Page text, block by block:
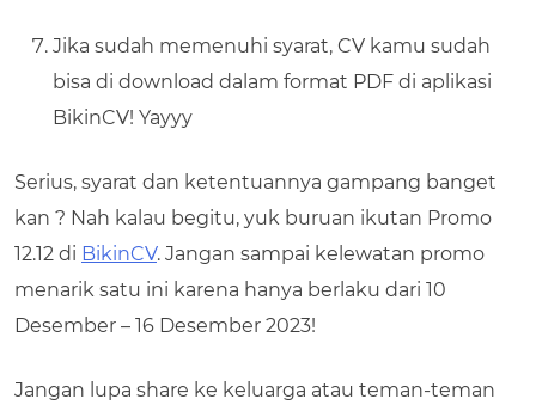
Jika sudah memenuhi syarat, CV kamu sudah
bisa di download dalam format PDF di aplikasi
BikinCV! Yayyy
Serius, syarat dan ketentuannya gampang banget
kan ? Nah kalau begitu, yuk buruan ikutan Promo
12.12 di BikinCV. Jangan sampai kelewatan promo
menarik satu ini karena hanya berlaku dari 10
Desember – 16 Desember 2023!
Jangan lupa share ke keluarga atau teman-teman